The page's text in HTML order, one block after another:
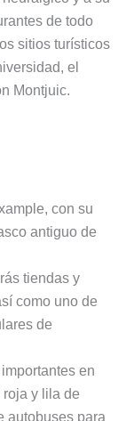
de todo
sitios turísticos
el
Montjuic.
con su
antiguo de
tiendas y
como uno de
de
en
y lila de
autobuses para